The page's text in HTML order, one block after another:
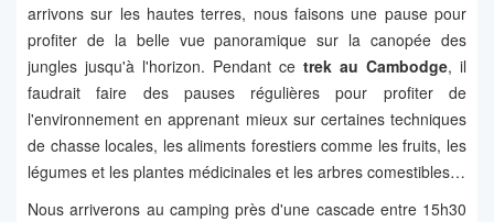
arrivons sur les hautes terres, nous faisons une pause pour
profiter de la belle vue panoramique sur la canopée des
jungles jusqu'à l'horizon. Pendant ce trek au Cambodge, il
faudrait faire des pauses régulières pour profiter de
l'environnement en apprenant mieux sur certaines techniques
de chasse locales, les aliments forestiers comme les fruits, les
légumes et les plantes médicinales et les arbres comestibles…
Nous arriverons au camping près d'une cascade entre 15h30